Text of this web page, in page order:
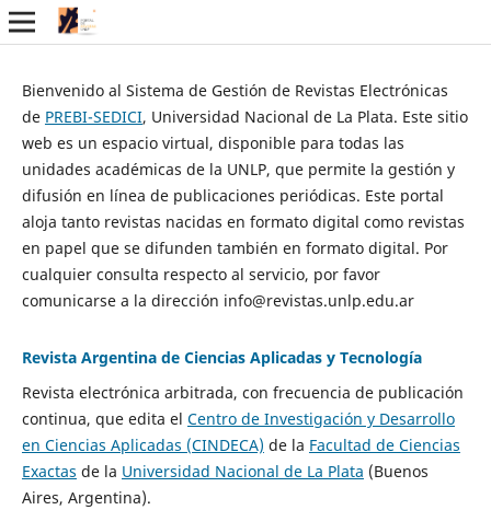
Bienvenido al Sistema de Gestión de Revistas Electrónicas
de PREBI-SEDICI, Universidad Nacional de La Plata. Este sitio
web es un espacio virtual, disponible para todas las
unidades académicas de la UNLP, que permite la gestión y
difusión en línea de publicaciones periódicas. Este portal
aloja tanto revistas nacidas en formato digital como revistas
en papel que se difunden también en formato digital. Por
cualquier consulta respecto al servicio, por favor
comunicarse a la dirección info@revistas.unlp.edu.ar
Revista Argentina de Ciencias Aplicadas y Tecnología
Revista electrónica arbitrada, con frecuencia de publicación
continua, que edita el Centro de Investigación y Desarrollo
en Ciencias Aplicadas (CINDECA) de la Facultad de Ciencias
Exactas de la Universidad Nacional de La Plata (Buenos
Aires, Argentina).